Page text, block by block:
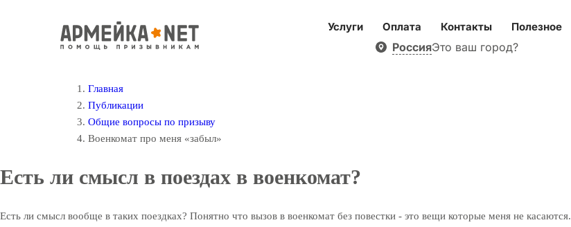
Услуги Оплата Контакты Полезное
РоссияЭто ваш город?
Главная
Публикации
Общие вопросы по призыву
Военкомат про меня «забыл»
Есть ли смысл в поездах в военкомат?
Есть ли смысл вообще в таких поездках? Понятно что вызов в военкомат без повестки - это вещи которые меня не касаются.